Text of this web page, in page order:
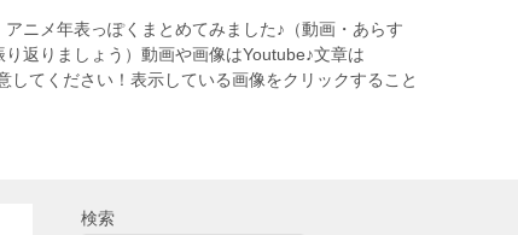
ニメ年表っぽくまとめてみました♪（動画・あらす
返りましょう）動画や画像はYoutube♪文章は
してください！表示している画像をクリックすること
検索